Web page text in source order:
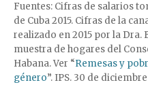
Fuentes: Cifras de salarios
de Cuba 2015. Cifras de la
realizado en 2015 por la Dra.
muestra de hogares del
Habana. Ver “Remesas y
género”. IPS. 30 de diciembre